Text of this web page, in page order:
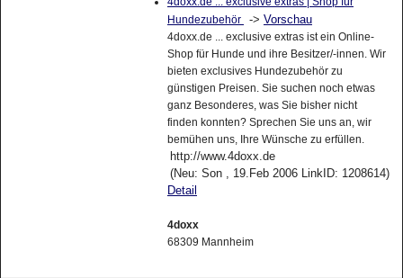
Hundezubehör
-> Vorschau
4doxx.de ... exclusive extras ist ein Online-
Shop für Hunde und ihre Besitzer/-innen. Wir
bieten exclusives Hundezubehör zu
günstigen Preisen. Sie suchen noch etwas
ganz Besonderes, was Sie bisher nicht
finden konnten? Sprechen Sie uns an, wir
bemühen uns, Ihre Wünsche zu erfüllen.
http://www.4doxx.de
(Neu: Son , 19.Feb 2006 LinkID: 1208614)
Detail
4doxx
68309 Mannheim